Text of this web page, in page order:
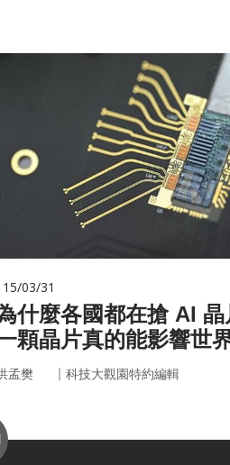
03/31
什麼各國都在搶 AI 晶
顆晶片真的能影響世
？
孟樊 ｜ 科技大觀園特約編輯